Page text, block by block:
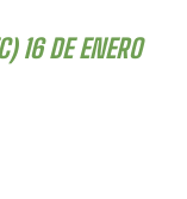
16 DE ENERO